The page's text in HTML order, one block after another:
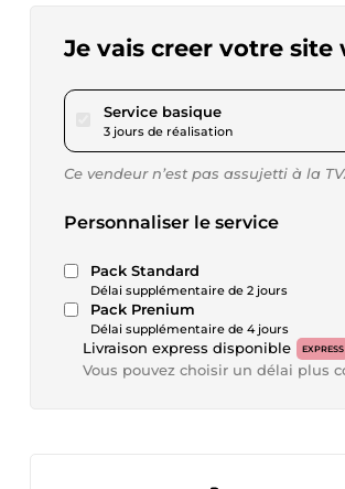
Je vais creer votre
Service basiquepour 115,45 $US
3 jours de réalisation
Ce vendeur n’est pas assujetti à la
Personnaliser le service
Pack Standard
Délai supplémentaire de 2 jours
Pack Prenium
Délai supplémentaire de 4 jours
Livraison express disponible EXPRESS
Vous pouvez choisir un délai plus